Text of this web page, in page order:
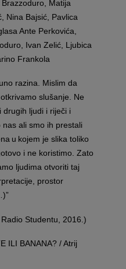
Matija
Nina Bajsić, Pavlica
Ante Perkovića,
Ivan Zelić, Ljubica
Frankola
razina. Mislim da
slušanje. Ne
ljudi i riječi i
ali smo ih prestali
u kojem je slika toliko
i ne koristimo. Zato
ljudima otvoriti taj
prostor
Studentu, 2016.)
ILI BANANA? / Atrij